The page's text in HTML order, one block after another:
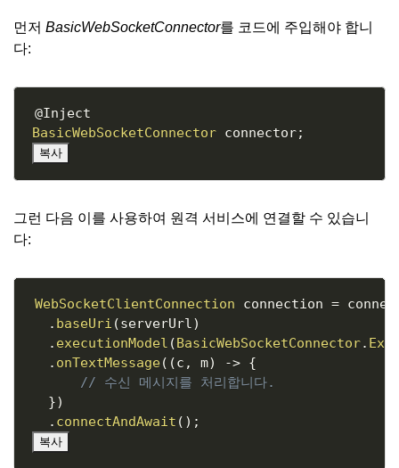
먼저 BasicWebSocketConnector를 코드에 주입해야 합니
다:
@Inject
BasicWebSocketConnector connector;
복사
그런 다음 이를 사용하여 원격 서비스에 연결할 수 있습니
다:
WebSocketClientConnection connection =
. baseUri (serverUrl )
. executionModel (BasicWebSocketConnector.
. onTextMessage( (c , m) -> {
// 수신 메시지를 처리합니다.
})
. connectAndAwait ( ) ;
복사